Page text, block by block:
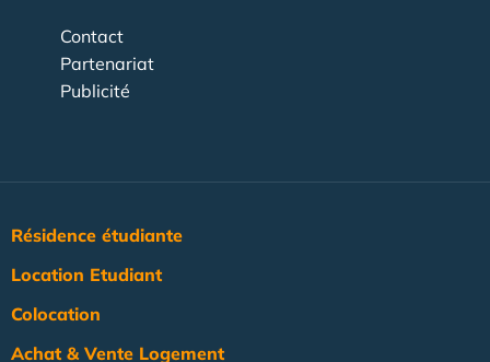
Contact
Partenariat
Publicité
Résidence étudiante
Location Etudiant
Colocation
Achat & Vente Logement